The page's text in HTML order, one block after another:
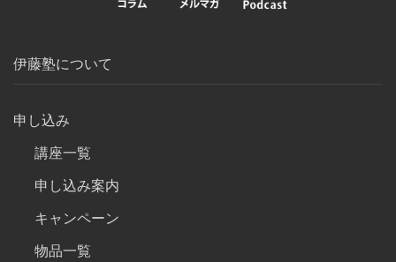
伊藤塾について
申し込み
講座一覧
申し込み案内
キャンペーン
物品一覧